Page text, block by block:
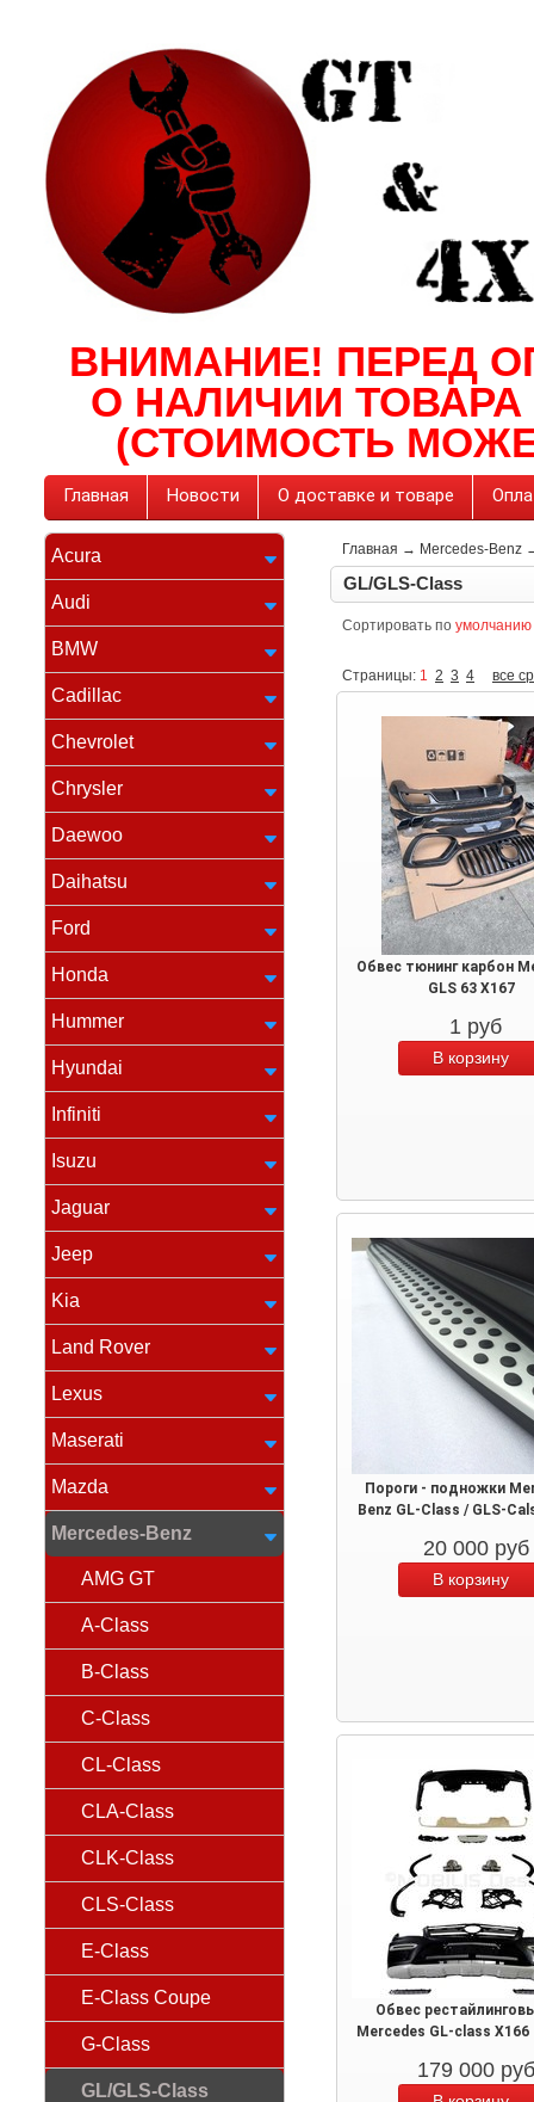
ВНИМАНИЕ! ПЕРЕД
О НАЛИЧИИ
(СТОИМОСТЬ
Главная Новости О доставке и товаре
Acura
Audi
BMW
Cadillac
Chevrolet
Chrysler
Daewoo
Daihatsu
Ford
Honda
Hummer
Hyundai
Infiniti
Isuzu
Jaguar
Jeep
Kia
Land Rover
Lexus
Maserati
Mazda
Mercedes-Benz
AMG GT
A-Class
B-Class
C-Class
CL-Class
CLA-Class
CLK-Class
CLS-Class
E-Class
E-Class Coupe
G-Class
GL/GLS-Class
Главная → Mercedes-Benz
GL/GLS-Class
Сортировать по умолчанию
Страницы: 1 2 3 4 все
Обвес тюнинг карбон
GLS 63 X167
1 руб
Пороги - подножки
Benz GL-Class / GLS-
20 000 руб
Обвес
Mercedes GL-class X166
179 000 руб